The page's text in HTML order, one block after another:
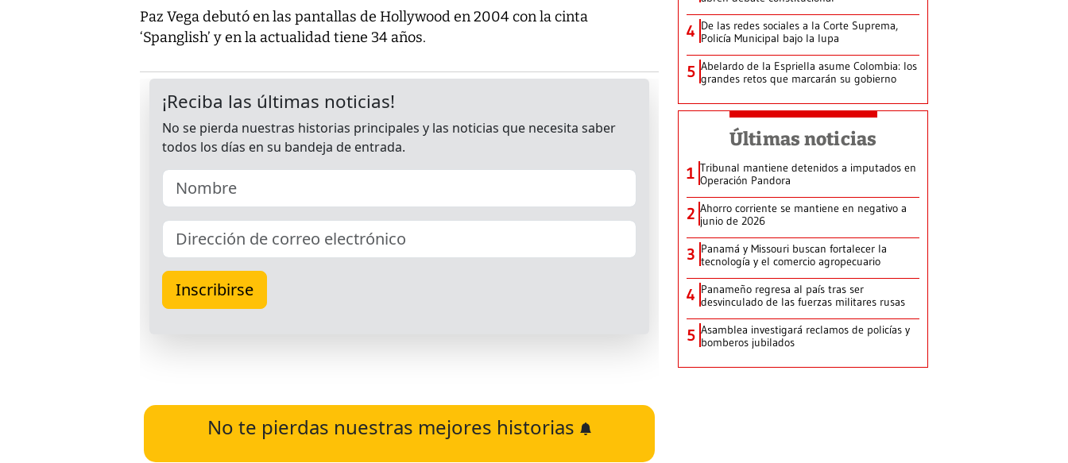
Paz Vega debutó en las pantallas de Hollywood en 2004 con la cinta
‘Spanglish’ y en la actualidad tiene 34 años.
No te pierdas nuestras mejores historias
4 De las redes sociales a la Corte Suprema,
Policía Municipal bajo la lupa
5 Abelardo de la Espriella asume Colombia: los
grandes retos que marcarán su gobierno
Últimas noticias
1 Tribunal mantiene detenidos a imputados en
Operación Pandora
2 Ahorro corriente se mantiene en negativo a
junio de 2026
3 Panamá y Missouri buscan fortalecer la
tecnología y el comercio agropecuario
4 Panameño regresa al país tras ser
desvinculado de las fuerzas militares rusas
5 Asamblea investigará reclamos de policías y
bomberos jubilados